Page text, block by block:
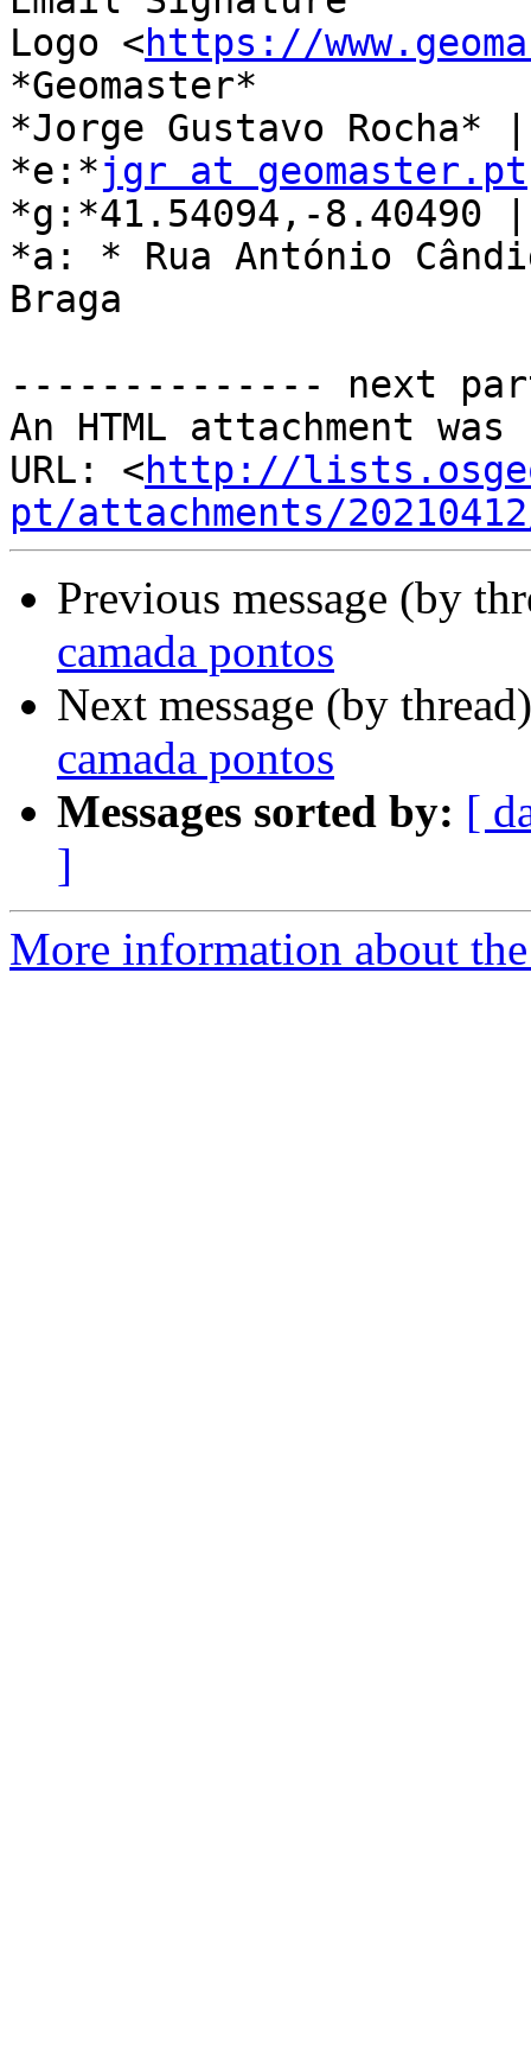
Logo <https://
*Geomaster*
*Jorge Gustavo Rocha*
*e:*jgr at geomaster.pt
*g:*41.54094,-8.40490
*a: * Rua António
Braga
-------------- next
An HTML attachment
URL: <http://
pt/attachments/
Previous message (by
camada pontos
Next message (by
camada pontos
Messages sorted by: [
]
More information about